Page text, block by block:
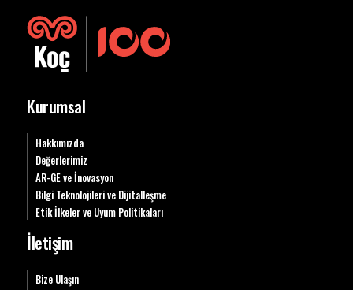
Kurumsal
Hakkımızda
Değerlerimiz
AR-GE ve İnovasyon
Bilgi Teknolojileri ve Dijitalleşme
Etik İlkeler ve Uyum Politikaları
İletişim
Bize Ulaşın